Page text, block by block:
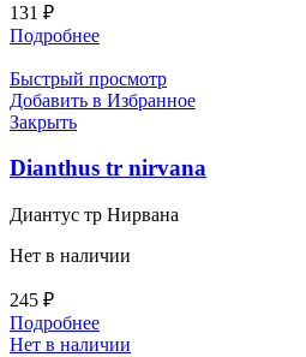
131 ₽
Подробнее
Быстрый просмотр
Добавить в Избранное
Закрыть
Dianthus tr nirvana
Диантус тр Нирвана
Нет в наличии
245 ₽
Подробнее
Нет в наличии